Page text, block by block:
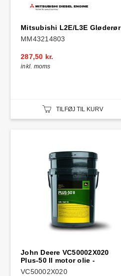
Mitsubishi L2E/L3E Gløderør
MM43214803
287,50 kr.
inkl. moms
TILFØJ TIL KURV
John Deere VC50002X020
Plus-50 II motor olie -
VC50002X020